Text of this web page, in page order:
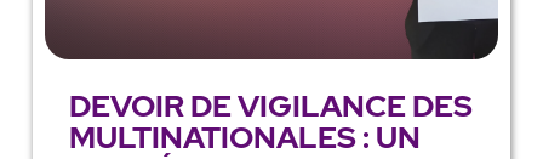
DEVOIR DE VIGILANCE DES
MULTINATIONALES : UN